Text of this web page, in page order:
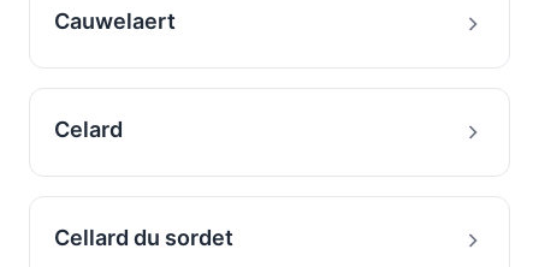
Cauwelaert
Celard
Cellard du sordet